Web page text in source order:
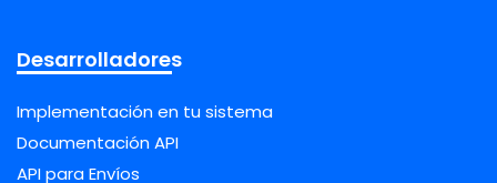
Desarrolladores
Implementación en tu sistema
Documentación API
API para Envíos